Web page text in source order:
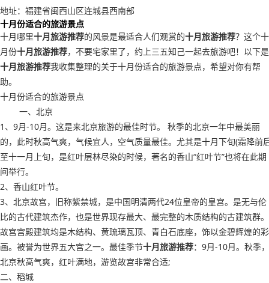
地址：福建省闽西山区连城县西南部
十月份适合的旅游景点
十月哪里十月旅游推荐的风景是最适合人们观赏的十月旅游推荐？这个十
月份十月旅游推荐，不要宅家里了，约上三五知己一起去旅游吧！以下是
十月旅游推荐我收集整理的关于十月份适合的旅游景点，希望对你有帮
助。
十月份适合的旅游景点
一、北京
1、9月-10月。这是来北京旅游的最佳时节。 秋季的北京一年中最美丽
的，此时秋高气爽，气候宜人，空气质量最佳。尤其是十月下旬(霜降前
至十一月上旬，是红叶层林尽染的时候，著名的香山“红叶节”也将在此期
间举行。
2、香山红叶节。
3、北京故宫，旧称紫禁城，是中国明清两代24位皇帝的皇宫。是无与伦
比的古代建筑杰作，也是世界现存最大、最完整的木质结构的古建筑群。
故宫宫殿建筑均是木结构、黄琉璃瓦顶、青白石底座，饰以金碧辉煌的彩
画。被誉为世界五大宫之一。最佳季节十月旅游推荐：9月-10月。秋季，
北京秋高气爽，红叶满地，游览故宫非常合适;
二、稻城